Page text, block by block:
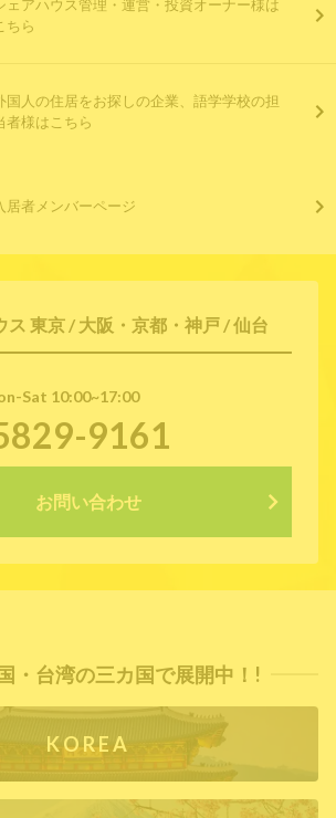
ス 東京 / 大阪・京都・神戸 / 仙台
Sat 10:00~17:00
9161
お問い合わせ
ェアハウス管理・運営・投資オーナー様は
ちら
国人の住居をお探しの企業、語学学校の担
者様はこちら
居者メンバーページ
・台湾の三カ国で展開中！!
KOREA